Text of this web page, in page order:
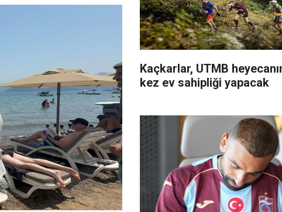
Kaçkarlar, UTMB
kez ev sahipliği yapacak